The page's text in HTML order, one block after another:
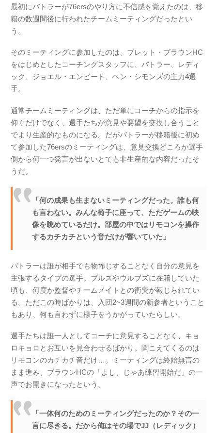
最初にバトラーが76ersのやり方に不信感を覚えたのは、移
籍の数週間後に行われたチームミーティングだったとい
う。
そのミーティングに参加したのは、ブレット・ブラウンHC
をはじめとしたコーチングスタッフに、バトラー、レディ
ック、ジョエル・エンビード、ベン・シモンズの主力4選
手。
通常チームミーティングは、ただ単にコーチからの指示を
仰ぐだけでなく、選手たちが意見や要望を交換し合うこと
でより生産的なものになる。だがバトラーが移籍後に初め
て参加した76ersのミーティングは、意見交換どころか選手
側から何一つ発言が出ないとても非生産的な内容だったそ
うだ。
「何の成果も生まないミーティングだった。誰も何
も言わない。みんな椅子に座って、ただゲームの映
像を眺めているだけ。部屋の中ではリモコンを操作
するカチカチという音だけが響いていた」
バトラーは誰が相手でも物怖じすることなく自分の意見を
主張するタイプの選手。ブルズやウルブズに在籍していた
頃も、何度か監督やチームメイトとの衝突が報じられてい
る。ただこの時ばかりは、入団2~3週間の新参者ということ
もあり、何も言わずに様子をうかがっていたらしい。
選手たちは誰一人としてコーチに意見することなく、キョ
ロキョロとお互いを見合わせるばかり。聞こえてくるのは
リモコンのカチカチ音だけ…。ミーティングは終始無言の
まま進み、ブラウンHCの「よし、じゃあ練習開始だ」の一
声でお開きになったという。
「一体何のためのミーティングだったのか？その一
言に尽きる。だから俺はその場でJJ（レディック）